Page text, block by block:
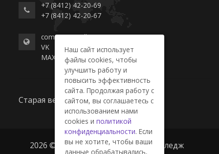
+7 (8412) 42-20-69
+7 (8412) 42-20-67
commerce-college.ru
VK
MAX
Старая версия сайта
2026 © ГАПОУ ПО "Пензенский колледж
Наш сайт использует
файлы cookies, чтобы
улучшить работу и
повысить эффективность
сайта. Продолжая работу с
сайтом, вы соглашаетесь с
использованием нами
cookies и политикой
конфиденциальности. Если
вы не хотите, чтобы ваши
данные обрабатывались,